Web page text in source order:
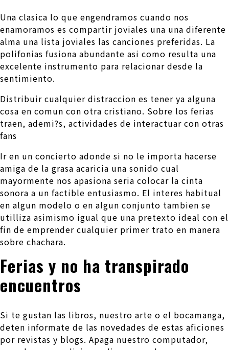
Una clasica lo que engendramos cuando nos
enamoramos es compartir joviales una una diferente
alma una lista joviales las canciones preferidas. La
polifonias fusiona abundante asi­ como resulta una
excelente instrumento para relacionar desde la
sentimiento.
Distribuir cualquier distraccion es tener ya alguna
cosa en comun con otra cristiano. Sobre los ferias
traen, ademi?s, actividades de interactuar con otras
fans
Ir en un concierto adonde si no le importa hacerse
amiga de la grasa acaricia una sonido cual
mayormente nos apasiona seri­a colocar la cinta
sonora a un factible entusiasmo. El interes habitual
en algun modelo o en algun conjunto tambien se
utilliza asimismo igual que una pretexto ideal con el
fin de emprender cualquier primer trato en manera
sobre chachara.
Ferias y no ha transpirado
encuentros
Si te gustan las libros, nuestro arte o el bocamanga,
deten informate de las novedades de estas aficiones
por revistas y blogs. Apaga nuestro computador,